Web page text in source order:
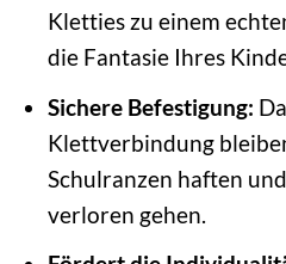
Kletties zu einem
die Fantasie Ihres
Sichere Befestigung:
Klettverbindung
Schulranzen haften
verloren gehen.